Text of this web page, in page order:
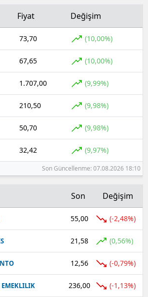
Fiyat Değişim
73,70 (10,00%)
67,65 (10,00%)
1.707,00 (9,99%)
210,50 (9,98%)
50,70 (9,98%)
32,42 (9,97%)
Son Güncellenme: 07.08.2026 18:10
Son Değişim
55,00 (-2,48%)
21,58 (0,56%)
12,56 (-0,79%)
EMEKLILIK 236,00 (-1,13%)